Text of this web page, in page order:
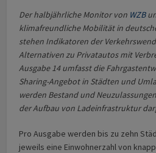
Der halbjährliche Monitor von WZB
klimafreundliche Mobilität in
stehen Indikatoren der
Alternativen zu Privatautos mit
Ausgabe 14 umfasst die
Sharing-Angebot in Städten und
werden Bestand und
der Aufbau von Ladeinfrastruktur
Pro Ausgabe werden bis zu zehn
jeweils eine Einwohnerzahl von